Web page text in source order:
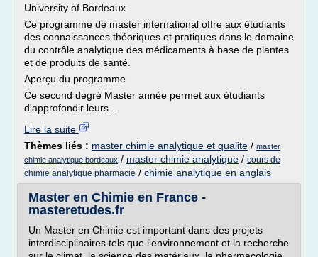
University of Bordeaux
Ce programme de master international offre aux étudiants
des connaissances théoriques et pratiques dans le domaine
du contrôle analytique des médicaments à base de plantes
et de produits de santé.
Aperçu du programme
Ce second degré Master année permet aux étudiants
d'approfondir leurs...
Lire la suite
Thèmes liés : master chimie analytique et qualite / master
chimie analytique bordeaux / master chimie analytique / cours de
chimie analytique pharmacie / chimie analytique en anglais
Master en Chimie en France -
masteretudes.fr
Un Master en Chimie est important dans des projets
interdisciplinaires tels que l'environnement et la recherche